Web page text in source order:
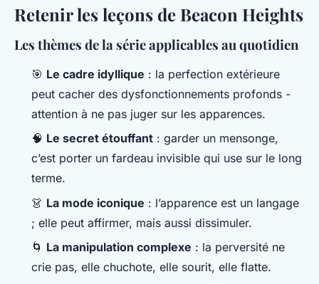
Retenir les leçons de Beacon Heights
Les thèmes de la série applicables au quotidien
🎯 Le cadre idyllique : la perfection extérieure
peut cacher des dysfonctionnements profonds -
attention à ne pas juger sur les apparences.
🧠 Le secret étouffant : garder un mensonge,
c’est porter un fardeau invisible qui use sur le long
terme.
👗 La mode iconique : l’apparence est un langage
; elle peut affirmer, mais aussi dissimuler.
🌀 La manipulation complexe : la perversité ne
crie pas, elle chuchote, elle sourit, elle flatte.